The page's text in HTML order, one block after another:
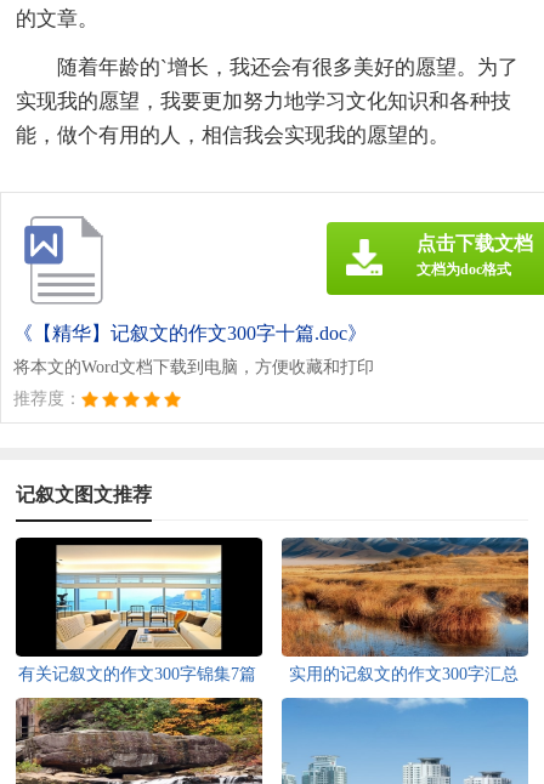
的文章。
随着年龄的`增长，我还会有很多美好的愿望。为了
实现我的愿望，我要更加努力地学习文化知识和各种技
能，做个有用的人，相信我会实现我的愿望的。
《【精华】记叙文的作文300字十篇.doc》
将本文的Word文档下载到电脑，方便收藏和打印
推荐度：
点击下载文档
文档为doc格式
记叙文图文推荐
有关记叙文的作文300字锦集7篇
实用的记叙文的作文300字汇总
八篇